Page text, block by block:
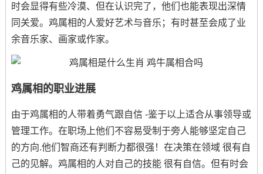
时会显得有些冷漠、但在认识完了，他们也能表现出深情
同关爱。鸡属相的人爱好艺术与音乐；有时甚至会成了业
余音乐家、画家或作家。
鸡属相的职业进展
由于鸡属相的人带着勇气跟自信 -鉴于以上适合从事领导或
管理工作。在职场上他们不容易受制于旁人能够坚定自己
的方向.他们智商还有判断力都很强！在决策在领域 很有自
己的见解。鸡属相的人对自己的技能 很有自信。但有时会